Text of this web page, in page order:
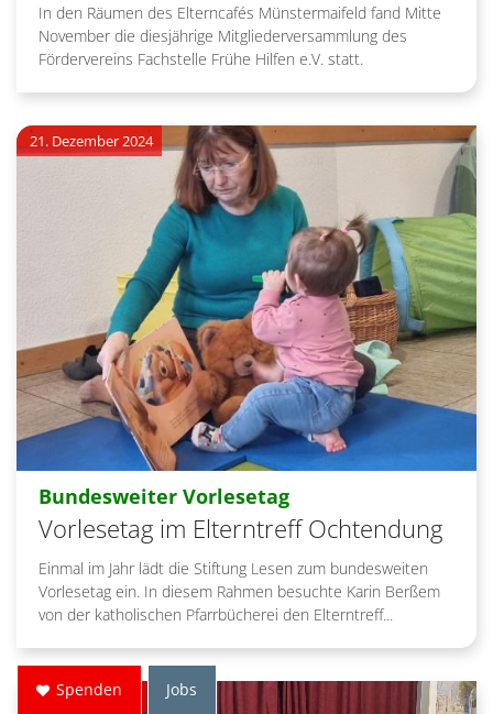
In den Räumen des Elterncafés Münstermaifeld fand Mitte
November die diesjährige Mitgliederversammlung des
Fördervereins Fachstelle Frühe Hilfen e.V. statt.
Bundesweiter Vorlesetag:
Vorlesetag im Elterntreff Ochtendung
21. Dezember 2024
Einmal im Jahr lädt die Stiftung Lesen zum bundesweiten
Vorlesetag ein. In diesem Rahmen besuchte Karin Berßem
von der katholischen Pfarrbücherei den Elterntreff...
17. Februar 2025
Spenden Jobs